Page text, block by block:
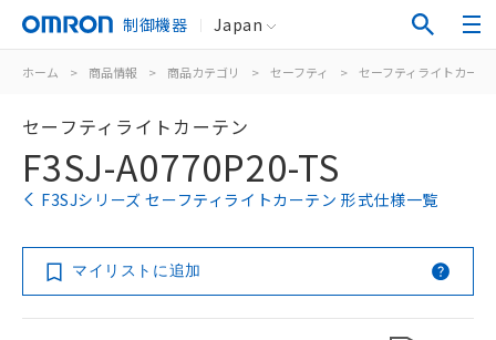
制御機器 Japan
ホーム > 商品情報 > 商品カテゴリ > セーフティ > セーフティライトカー
セーフティライトカーテン
F3SJ-A0770P20-TS
F3SJシリーズ セーフティライトカーテン 形式仕様一覧
マイリストに追加